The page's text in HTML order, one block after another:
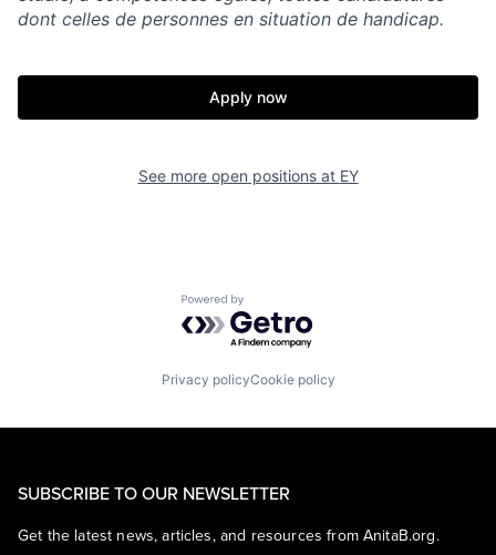
dont celles de personnes en situation de handicap.
Apply now
See more open positions at EY
Powered by Getro.com
Privacy policyCookie policy
SUBSCRIBE TO OUR NEWSLETTER
Get the latest news, articles, and resources from AnitaB.org.